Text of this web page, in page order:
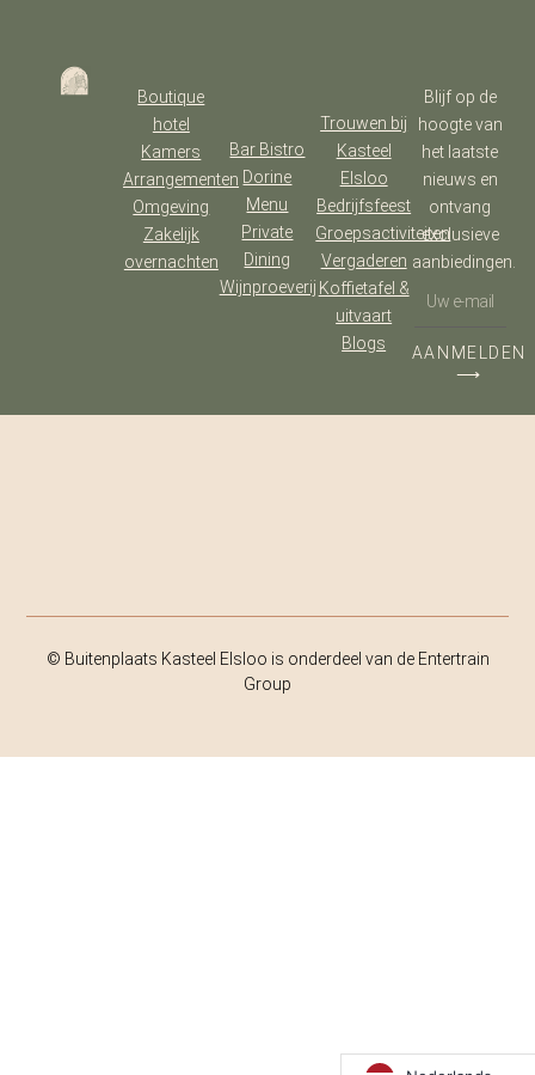
Boutique
hotel
Kamers
Arrangementen
Omgeving
Zakelijk
overnachten
Bar Bistro
Dorine
Menu
Private
Dining
Wijnproeverij
Trouwen bij
Kasteel
Elsloo
Bedrijfsfeest
Groepsactiviteiten
Vergaderen
Koffietafel &
uitvaart
Blogs
Blijf op de
hoogte van
het laatste
nieuws en
ontvang
exclusieve
aanbiedingen.
AANMELDEN
⟶
© Buitenplaats Kasteel Elsloo is onderdeel van de Entertrain
Group